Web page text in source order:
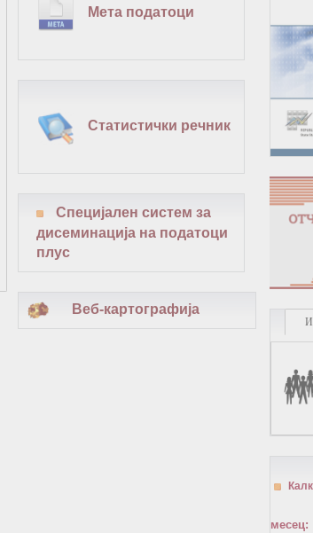
Мета податоци
Статистички речник
Специјален систем за
дисеминација на податоци
плус
Веб-картографија
месец: